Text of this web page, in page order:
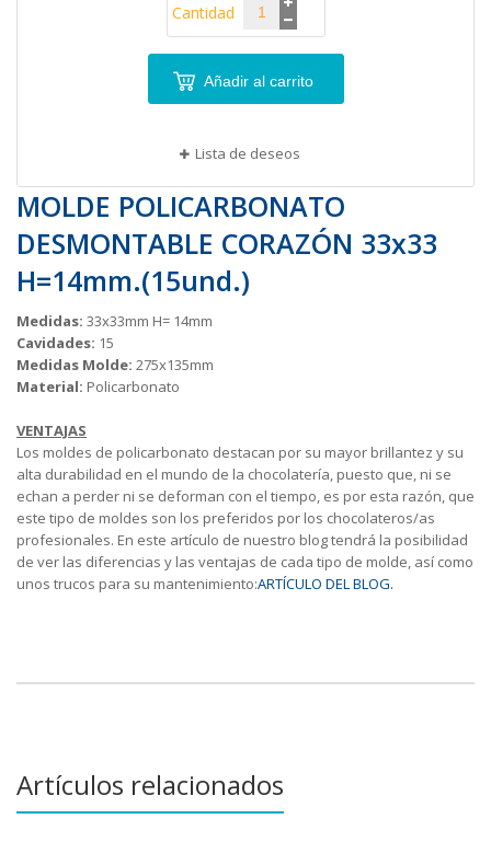
Cantidad
Añadir al carrito
Lista de deseos
MOLDE POLICARBONATO
DESMONTABLE CORAZÓN 33x33
H=14mm.(15und.)
Medidas: 33x33mm H= 14mm
Cavidades: 15
Medidas Molde: 275x135mm
Material: Policarbonato
VENTAJAS
Los moldes de policarbonato destacan por su mayor brillantez y su
alta durabilidad en el mundo de la chocolatería, puesto que, ni se
echan a perder ni se deforman con el tiempo, es por esta razón, que
este tipo de moldes son los preferidos por los chocolateros/as
profesionales. En este artículo de nuestro blog tendrá la posibilidad
de ver las diferencias y las ventajas de cada tipo de molde, así como
unos trucos para su mantenimiento:ARTÍCULO DEL BLOG.
Artículos relacionados